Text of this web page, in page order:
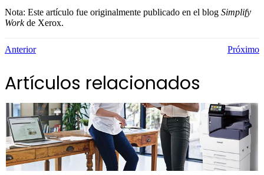
Nota: Este artículo fue originalmente publicado en el blog Simplify
Workde Xerox.
Anterior Próximo
Artículos relacionados